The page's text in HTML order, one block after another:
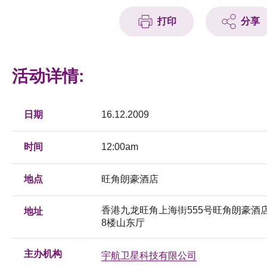
科技分享
打印 分享
活动详情:
日期 16.12.2009
时间 12:00am
地点 旺角朗豪酒店
地址
香港九龙旺角上海街555号旺角朗豪酒
8楼山东厅
主办机构 宇航卫星科技有限公司